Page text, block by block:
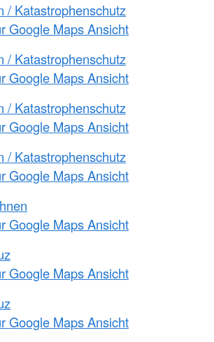
/ Katastrophenschutz
Google Maps Ansicht
/ Katastrophenschutz
Google Maps Ansicht
/ Katastrophenschutz
Google Maps Ansicht
/ Katastrophenschutz
Google Maps Ansicht
Google Maps Ansicht
Google Maps Ansicht
Google Maps Ansicht